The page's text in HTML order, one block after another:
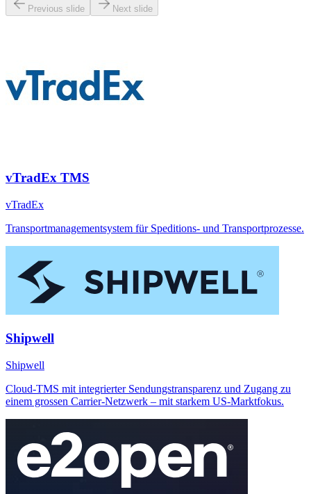
Previous slide Next slide
vTradEx TMS
vTradEx
Transportmanagementsystem für Speditions- und Transportprozesse.
Shipwell
Shipwell
Cloud-TMS mit integrierter Sendungstransparenz und Zugang zu
einem grossen Carrier-Netzwerk – mit starkem US-Marktfokus.